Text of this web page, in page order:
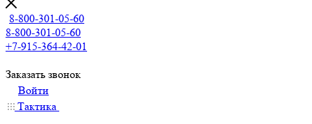
8-800-301-05-60
8-800-301-05-60
+7-915-364-42-01
Заказать звонок
Войти
Тактика